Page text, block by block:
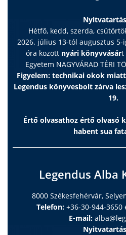
Hétfő, kedd, szerda,
2026. július 13-tól augusztus
óra között nyári könyvvásárt
Egyetem NAGYVÁRAD TÉRI
Figyelem: technikai okok
Legendus könyvesbolt zárva
19.
Értő olvasathoz értő olvasó
habent sua
Legendus Alba
8000 Székesfehérvár,
Telefon: +36-30-944-3650
E-mail: